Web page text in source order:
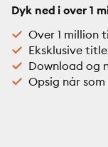
Dyk ned i over 1
Over 1 million
Eksklusive
Download og
Opsig når som